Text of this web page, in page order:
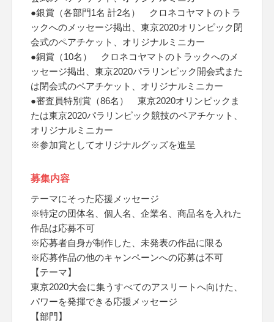
●銀賞（各部門1名 計2名） クロネコヤマトのトラ
ックへのメッセージ掲出、東京2020オリンピック閉
会式のペアチケット、オリジナルミニカー
●銅賞（10名） クロネコヤマトのトラックへのメ
ッセージ掲出、東京2020パラリンピック開会式また
は閉会式のペアチケット、オリジナルミニカー
●審査員特別賞（86名） 東京2020オリンピックま
たは東京2020パラリンピック競技のペアチケット、
オリジナルミニカー
※参加賞としてオリジナルグッズを進呈
募集内容
テーマにそった応援メッセージ
※特定の団体名、個人名、企業名、商品名を入れた
作品は応募不可
※応募者自身が制作した、未発表の作品に限る
※応募作品の他のキャンペーンへの応募は不可
【テーマ】
東京2020大会に集うすべてのアスリートへ向けた、
パワーを発揮できる応援メッセージ
【部門】